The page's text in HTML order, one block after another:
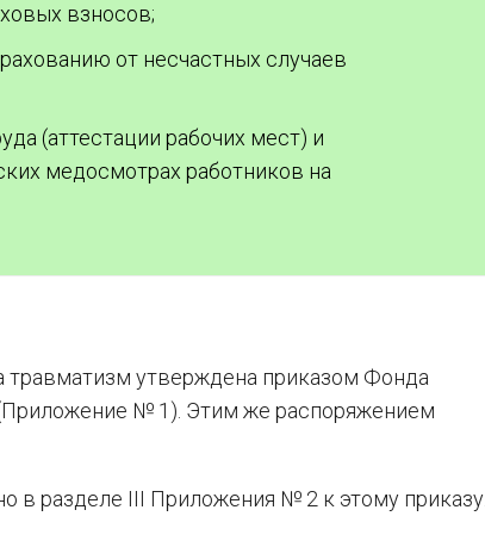
взносов;
от несчастных случаев
(аттестации рабочих мест) и
медосмотрах работников на
травматизм утверждена приказом Фонда
№ 1). Этим же распоряжением
в разделе III Приложения № 2 к этому приказу.